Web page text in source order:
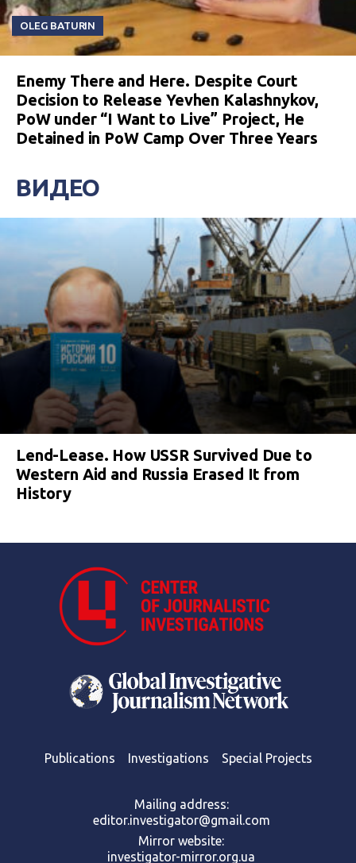
OLEG BATURIN
Enemy There and Here. Despite Court
Decision to Release Yevhen Kalashnykov,
PoW under “I Want to Live” Project, He
Detained in PoW Camp Over Three Years
ВИДЕО
Lend-Lease. How USSR Survived Due to
Western Aid and Russia Erased It from
History
Publications Investigations Special Projects
Mailing address:
editor.investigator@gmail.com
Mirror website:
investigator-mirror.org.ua